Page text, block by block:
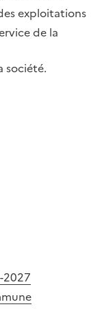
exploitations
de la
société.
2027